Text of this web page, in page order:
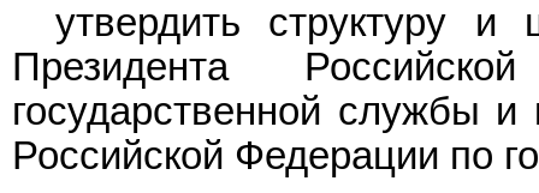
утвердить структуру и
Президента
государственной службы
Российской Федерации по